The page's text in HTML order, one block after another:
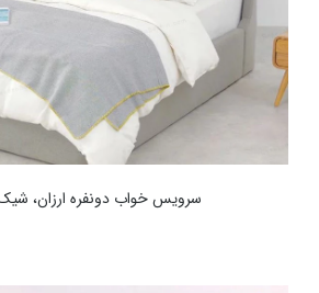
سرویس خواب دونفره ارزان،